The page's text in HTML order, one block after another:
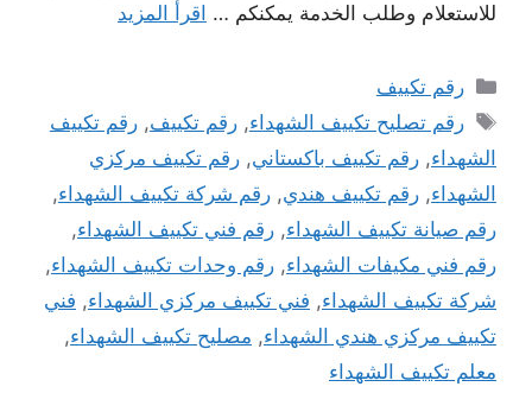
للاستعلام وطلب الخدمة يمكنكم … اقرأ المزيد
التصنيفات
رقم تكييف
الوسوم
رقم تصليح تكييف الشهداء,رقم تكييف,رقم تكييف
الشهداء, رقم تكييف باكستاني, رقم تكييف مركزي
الشهداء, رقم تكييف هندي, رقم شركة تكييف الشهداء,
رقم صيانة تكييف الشهداء, رقم فني تكييف الشهداء,
رقم فني مكيفات الشهداء, رقم وحدات تكييف الشهداء,
شركة تكييف الشهداء, فني تكييف مركزي الشهداء, فني
تكييف مركزي هندي الشهداء, مصليح تكييف الشهداء,
معلم تكييف الشهداء